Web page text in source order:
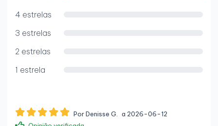
4 estrelas
3 estrelas
2 estrelas
1 estrela
Por Denisse G.
a 2026-06-12